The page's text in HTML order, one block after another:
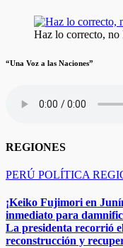
Haz lo correcto, no
“Una Voz a las Naciones”
REGIONES
PERÚ POLÍTICA
¡Keiko Fujimori en
inmediato para
La presidenta recorrió
reconstrucción y